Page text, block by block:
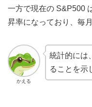
一方で現在の S&P500
昇率になっており、毎
かえる
統計的には
ることを示